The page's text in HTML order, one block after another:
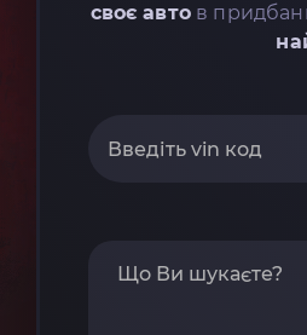
своє автов